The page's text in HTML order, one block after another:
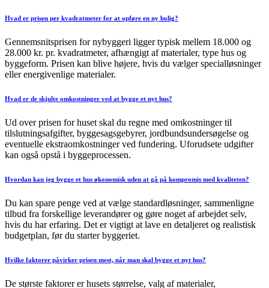
Hvad er prisen per kvadratmeter for at opføre en ny bolig?
Gennemsnitsprisen for nybyggeri ligger typisk mellem 18.000 og
28.000 kr. pr. kvadratmeter, afhængigt af materialer, type hus og
byggeform. Prisen kan blive højere, hvis du vælger specialløsninger
eller energivenlige materialer.
Hvad er de skjulte omkostninger ved at bygge et nyt hus?
Ud over prisen for huset skal du regne med omkostninger til
tilslutningsafgifter, byggesagsgebyrer, jordbundsundersøgelse og
eventuelle ekstraomkostninger ved fundering. Uforudsete udgifter
kan også opstå i byggeprocessen.
Hvordan kan jeg bygge et hus økonomisk uden at gå på kompromis med kvaliteten?
Du kan spare penge ved at vælge standardløsninger, sammenligne
tilbud fra forskellige leverandører og gøre noget af arbejdet selv,
hvis du har erfaring. Det er vigtigt at lave en detaljeret og realistisk
budgetplan, før du starter byggeriet.
Hvilke faktorer påvirker prisen mest, når man skal bygge et nyt hus?
De største faktorer er husets størrelse, valg af materialer,